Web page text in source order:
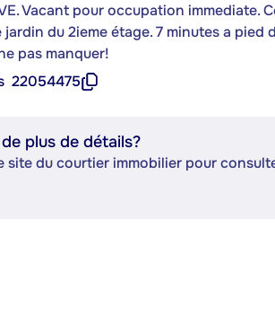
Vacant pour occupation immediate.
jardin du 2ieme étage. 7 minutes a
pas manquer!
22054475
plus de détails?
site du courtier immobilier pour